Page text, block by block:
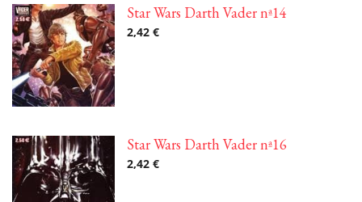
Star Wars Darth Vader nª14
2,42 €
Star Wars Darth Vader nª16
2,42 €